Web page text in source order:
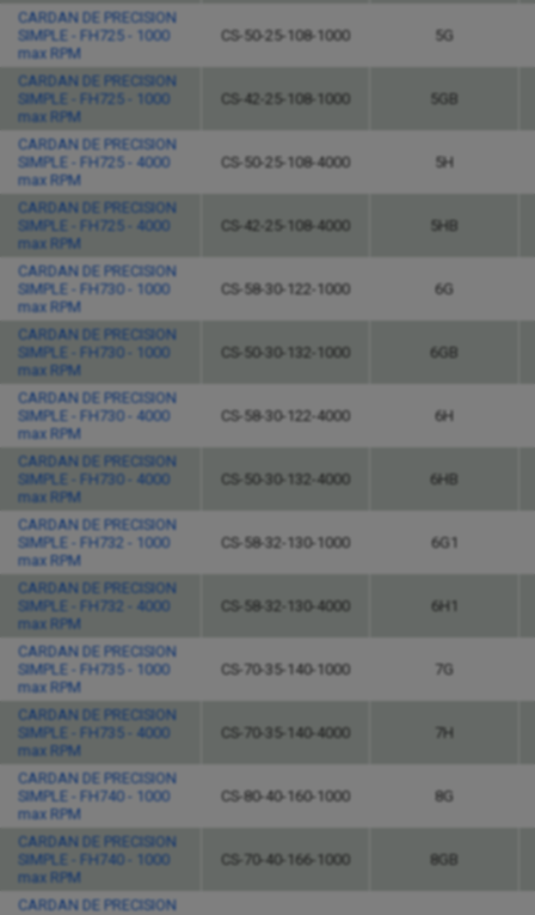
CARDAN DE PRECISION
SIMPLE - FH725 - 1000
max RPM
CS-50-25-108-1000 5G
CARDAN DE PRECISION
SIMPLE - FH725 - 1000
max RPM
CS-42-25-108-1000 5GB
CARDAN DE PRECISION
SIMPLE - FH725 - 4000
max RPM
CS-50-25-108-4000 5H
CARDAN DE PRECISION
SIMPLE - FH725 - 4000
max RPM
CS-42-25-108-4000 5HB
CARDAN DE PRECISION
SIMPLE - FH730 - 1000
max RPM
CS-58-30-122-1000 6G
CARDAN DE PRECISION
SIMPLE - FH730 - 1000
max RPM
CS-50-30-132-1000 6GB
CARDAN DE PRECISION
SIMPLE - FH730 - 4000
max RPM
CS-58-30-122-4000 6H
CARDAN DE PRECISION
SIMPLE - FH730 - 4000
max RPM
CS-50-30-132-4000 6HB
CARDAN DE PRECISION
SIMPLE - FH732 - 1000
max RPM
CS-58-32-130-1000 6G1
CARDAN DE PRECISION
SIMPLE - FH732 - 4000
max RPM
CS-58-32-130-4000 6H1
CARDAN DE PRECISION
SIMPLE - FH735 - 1000
max RPM
CS-70-35-140-1000 7G
CARDAN DE PRECISION
SIMPLE - FH735 - 4000
max RPM
CS-70-35-140-4000 7H
CARDAN DE PRECISION
SIMPLE - FH740 - 1000
max RPM
CS-80-40-160-1000 8G
CARDAN DE PRECISION
SIMPLE - FH740 - 1000
max RPM
CS-70-40-166-1000 8GB
CARDAN DE PRECISION